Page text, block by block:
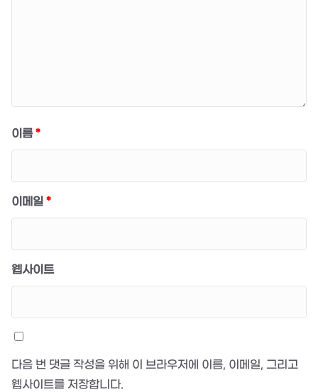
이름*
이메일 *
웹사이트
다음 번 댓글 작성을 위해 이 브라우저에 이름, 이메일, 그리고
웹사이트를 저장합니다.